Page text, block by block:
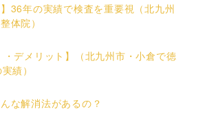
】36年の実績で検査を重要視（北九州
体院）
・デメリット】（北九州市・小倉で徳
績）
な解消法があるの？